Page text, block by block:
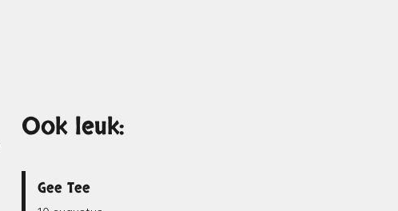
Ook leuk:
Gee Tee